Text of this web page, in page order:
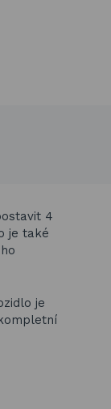
4
je také
je